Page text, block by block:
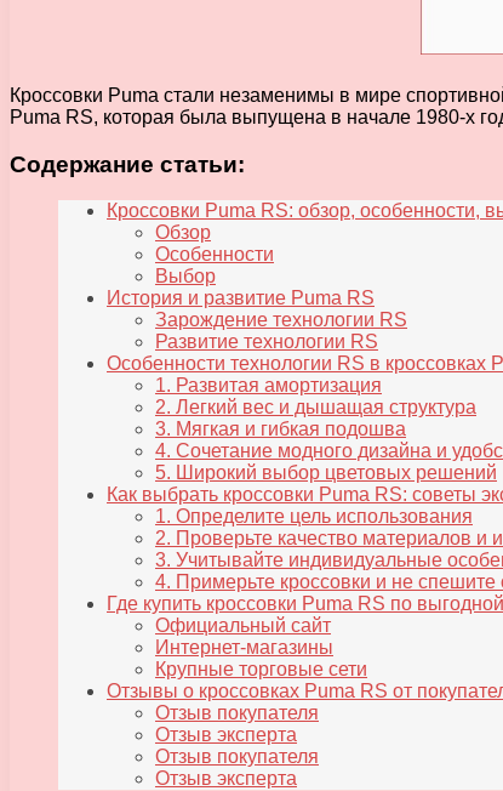
Кроссовки Puma стали незаменимы в мире
Puma RS, которая была выпущена в начале 1980-х
Содержание статьи:
Кроссовки Puma RS: обзор, особенности,
Обзор
Особенности
Выбор
История и развитие Puma RS
Зарождение технологии RS
Развитие технологии RS
Особенности технологии RS в кроссовках
1. Развитая амортизация
2. Легкий вес и дышащая структура
3. Мягкая и гибкая подошва
4. Сочетание модного дизайна и
5. Широкий выбор цветовых решений
Как выбрать кроссовки Puma RS: советы
1. Определите цель использования
2. Проверьте качество материалов и
3. Учитывайте индивидуальные
4. Примерьте кроссовки и не спешите
Где купить кроссовки Puma RS по
Официальный сайт
Интернет-магазины
Крупные торговые сети
Отзывы о кроссовках Puma RS от
Отзыв покупателя
Отзыв эксперта
Отзыв покупателя
Отзыв эксперта